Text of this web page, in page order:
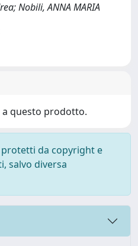
Nobili, ANNA MARIA
a questo prodotto.
da copyright e
salvo diversa